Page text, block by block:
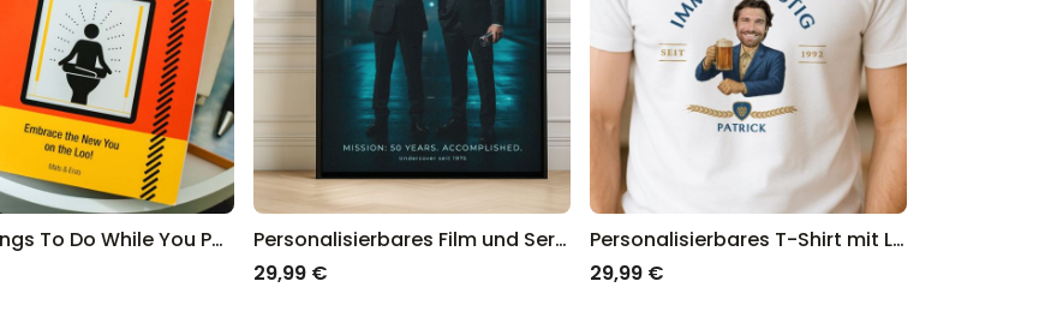
Buch Things To Do While You Poo
Personalisierbares Film und Serien Poster
29,99 €
Personalisierbares T-Shirt mit Logo und Gesicht
29,99 €